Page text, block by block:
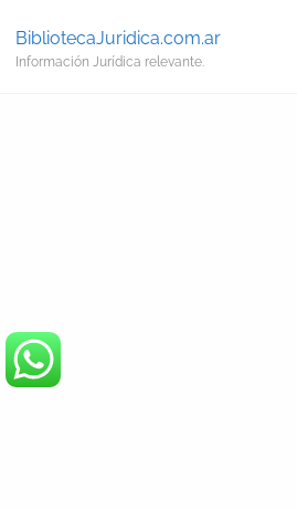
BibliotecaJuridica.com.ar
Información Jurídica relevante.